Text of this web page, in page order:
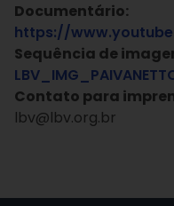
Documentário:
https://
Sequência de
Contato para
lbv@lbv.org.br